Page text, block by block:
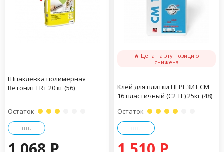
Шпаклевка полимерная
Ветонит LR+ 20 кг (56)
Остаток
шт.
🔥 Цена на эту позицию
снижена
Клей для плитки ЦЕРЕЗИТ CM
16 пластичный (С2 ТЕ) 25кг (48)
Остаток
шт.